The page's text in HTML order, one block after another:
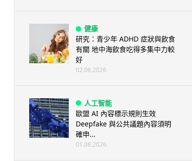
健康
研究：青少年 ADHD 症狀與飲食
有關 地中海飲食吃得多集中力較
好
02.08.2026
人工智能
歐盟 AI 內容標示規則生效
Deepfake 與公共議題內容須明
確申...
01.08.2026